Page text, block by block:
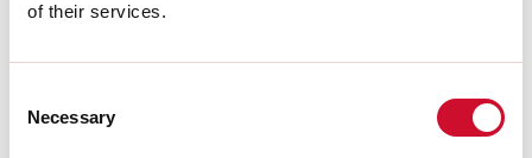
of their services.
Selection
Necessary